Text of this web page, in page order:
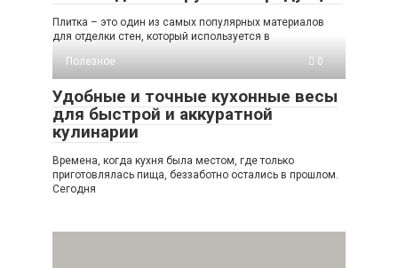
Плитка – это один из самых популярных материалов
для отделки стен, который используется в
Полезное
0
Удобные и точные кухонные весы
для быстрой и аккуратной
кулинарии
Времена, когда кухня была местом, где только
приготовлялась пища, беззаботно остались в прошлом.
Сегодня